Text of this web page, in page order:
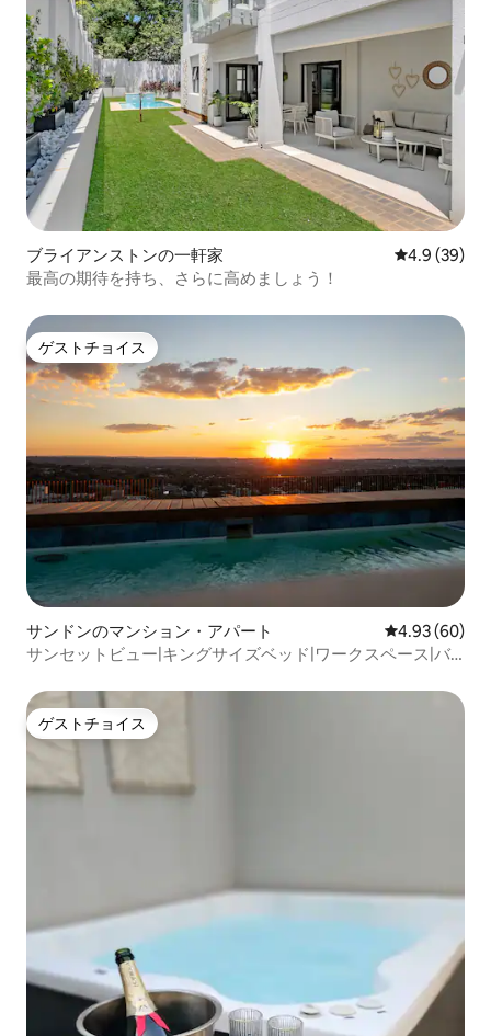
ブライアンストンの一軒家 レビュー39
4.9 (39)
最高の期待を持ち、さらに高めましょう！
ゲストチョイス
ゲストチョイス
サンドンのマンション・アパート レビュー60
4.93 (60)
サンセットビュー|キングサイズベッド|ワークスペース|バ
ゲストチョイス
ゲストチョイス